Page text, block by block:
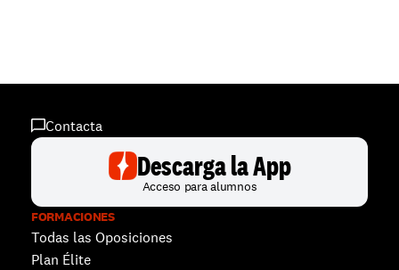
FORMACIONES
Todas las Oposiciones
Plan Élite
Contacta
Descarga la App
Acceso para alumnos